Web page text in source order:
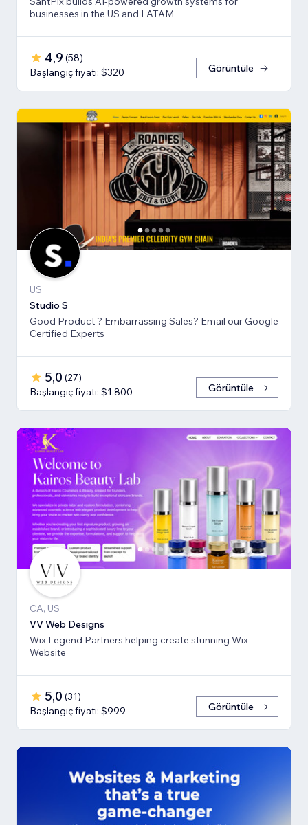
businesses in the US and LATAM
4,9 (58)
Başlangıç fiyatı: $320
Görüntüle
US
Studio S
Good Product ? Embarrassing Sales? Email our Google
Certified Experts
5,0 (27)
Başlangıç fiyatı: $1.800
Görüntüle
CA, US
VV Web Designs
Wix Legend Partners helping create stunning Wix
Website
5,0 (31)
Başlangıç fiyatı: $999
Görüntüle